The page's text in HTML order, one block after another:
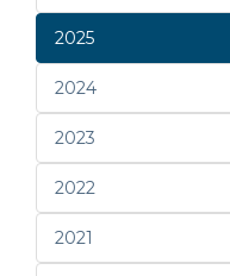
2025
2024
2023
2022
2021